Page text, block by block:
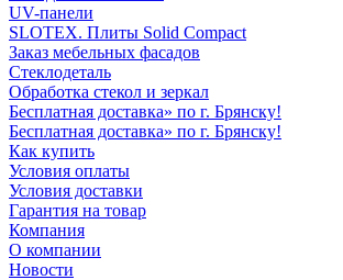
UV-панели
SLOTEX. Плиты Solid Compact
Заказ мебельных фасадов
Стеклодеталь
Обработка стекол и зеркал
Бесплатная доставка» по г. Брянску!
Бесплатная доставка» по г. Брянску!
Как купить
Условия оплаты
Условия доставки
Гарантия на товар
Компания
О компании
Новости